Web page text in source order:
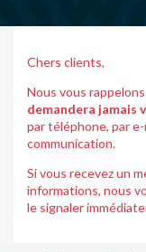
Chers clients,
Nous vous
demandera jamais
par téléphone, par
communication.
Si vous recevez un
informations, nous
le signaler